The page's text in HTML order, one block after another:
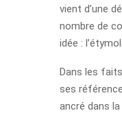
vient d’une
nombre de
idée :
Dans les
ses
ancré dans